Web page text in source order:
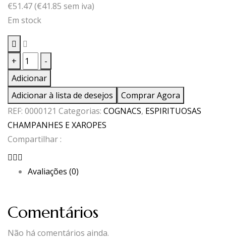
€51.47(€41.85 sem iva)
Em stock
+
Quantidade
de
COGNAC
MARTELL
VSOP
0,70
-
Adicionar
Adicionar à lista de desejos
Comprar Agora
REF: 0000121 Categorias: COGNACS, ESPIRITUOSAS
CHAMPANHES E XAROPES
Compartilhar :
Avaliações (0)
Comentários
Não há comentários ainda.